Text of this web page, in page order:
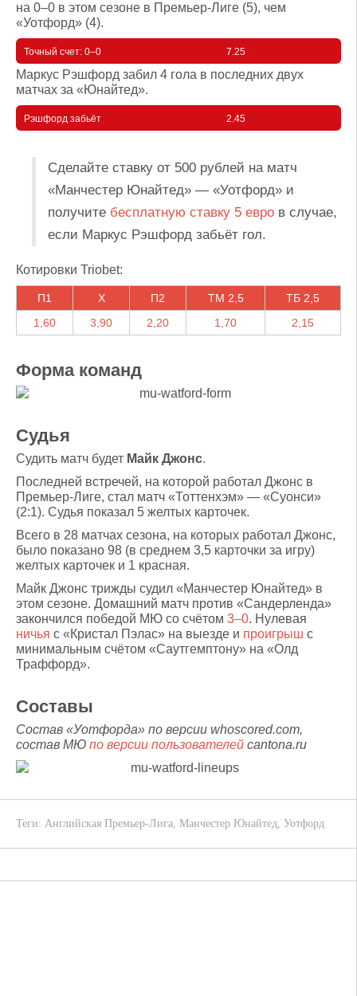
на 0–0 в этом сезоне в Премьер-Лиге (5), чем
«Уотфорд» (4).
Точный счет: 0–0 7.25
Маркус Рэшфорд забил 4 гола в последних двух
матчах за «Юнайтед».
Рэшфорд забьёт 2.45
Сделайте ставку от 500 рублей на матч
«Манчестер Юнайтед» — «Уотфорд» и
получите бесплатную ставку 5 евро в случае,
если Маркус Рэшфорд забьёт гол.
Котировки Triobet:
П1 X П2 ТМ 2,5
ТБ 2,5
1,60
3,90 2,20 1,70 2,15
Форма команд
Судья
Судить матч будет Майк Джонс.
Последней встречей, на которой работал Джонс в
Премьер-Лиге, стал матч «Тоттенхэм» — «Суонси»
(2:1). Судья показал 5 желтых карточек.
Всего в 28 матчах сезона, на которых работал Джонс,
было показано 98 (в среднем 3,5 карточки за игру)
желтых карточек и 1 красная.
Майк Джонс трижды судил «Манчестер Юнайтед» в
этом сезоне. Домашний матч против «Сандерленда»
закончился победой МЮ со счётом 3–0. Нулевая
ничья с «Кристал Пэлас» на выезде и проигрыш с
минимальным счётом «Саутгемптону» на «Олд
Траффорд».
Составы
Состав «Уотфорда» по версии whoscored.com,
состав МЮ по версии пользователей cantona.ru
Теги: Английская Премьер-Лига, Манчестер Юнайтед, Уотфорд